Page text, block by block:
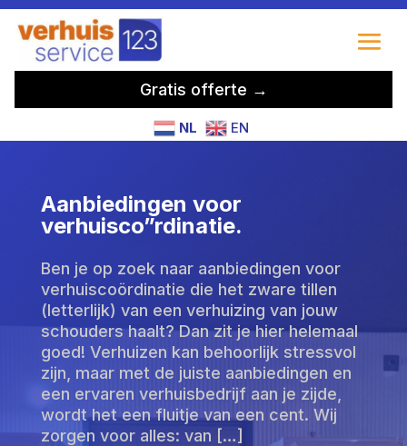
Gratis offerte →
NL EN
Aanbiedingen voor
verhuisco”rdinatie.
Ben je op zoek naar aanbiedingen voor
verhuiscoördinatie die het zware tillen
(letterlijk) van een verhuizing van jouw
schouders haalt? Dan zit je hier helemaal
goed! Verhuizen kan behoorlijk stressvol
zijn, maar met de juiste aanbiedingen en
een ervaren verhuisbedrijf aan je zijde,
wordt het een fluitje van een cent. Wij
zorgen voor alles: van […]